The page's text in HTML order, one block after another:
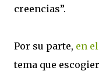
creencias”.
Por su parte, en
tema que